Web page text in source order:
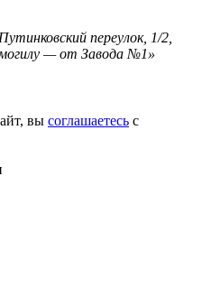
переулок, 1/2,
— от Завода №1»
вы соглашаетесь с